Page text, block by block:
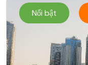
Nổi bật